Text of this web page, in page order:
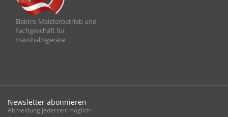
Elektro Meisterbetrieb und
Fachgeschäft für
Haushaltsgeräte
Newsletter abonnieren
Abmeldung jederzeit möglich